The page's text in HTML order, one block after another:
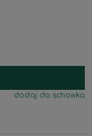
dodaj do schowka